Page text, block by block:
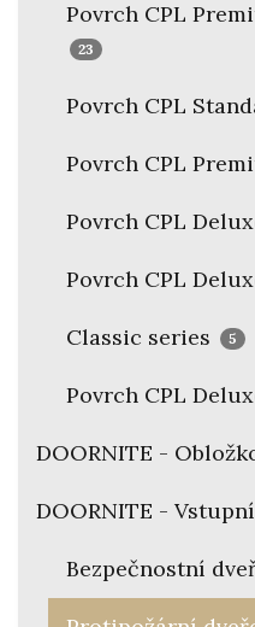
Povrch CPL
23
Povrch CPL
Povrch CPL
Povrch CPL
Povrch CPL
Classic series 5
Povrch CPL
DOORNITE -
DOORNITE -
Bezpečnostní